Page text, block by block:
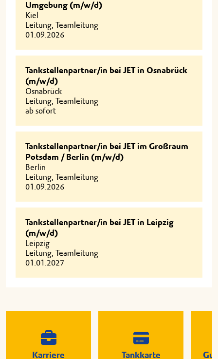
Umgebung (m/w/d)
Kiel
Leitung, Teamleitung
01.09.2026
Tankstellenpartner/in bei JET in Osnabrück
(m/w/d)
Osnabrück
Leitung, Teamleitung
ab sofort
Tankstellenpartner/in bei JET im Großraum
Potsdam / Berlin (m/w/d)
Berlin
Leitung, Teamleitung
01.09.2026
Tankstellenpartner/in bei JET in Leipzig
(m/w/d)
Leipzig
Leitung, Teamleitung
01.01.2027
Karriere Tankkarte